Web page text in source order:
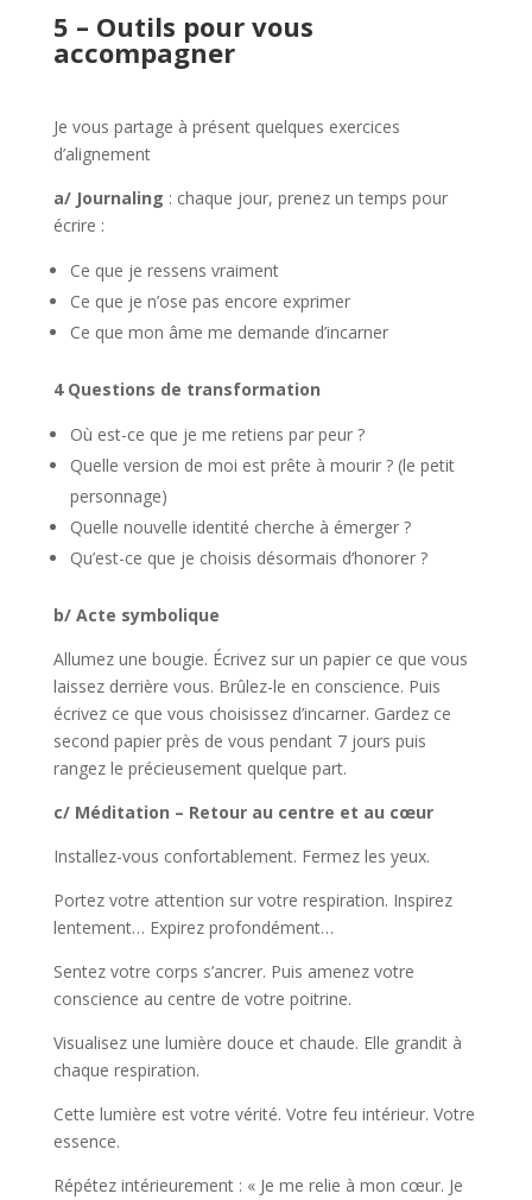
5 – Outils pour vous
accompagner
Je vous partage à présent quelques exercices
d’alignement
a/ Journaling : chaque jour, prenez un temps pour
écrire :
Ce que je ressens vraiment
Ce que je n’ose pas encore exprimer
Ce que mon âme me demande d’incarner
4 Questions de transformation
Où est-ce que je me retiens par peur ?
Quelle version de moi est prête à mourir ? (le petit
personnage)
Quelle nouvelle identité cherche à émerger ?
Qu’est-ce que je choisis désormais d’honorer ?
b/ Acte symbolique
Allumez une bougie. Écrivez sur un papier ce que vous
laissez derrière vous. Brûlez-le en conscience. Puis
écrivez ce que vous choisissez d’incarner. Gardez ce
second papier près de vous pendant 7 jours puis
rangez le précieusement quelque part.
c/ Méditation – Retour au centre et au cœur
Installez-vous confortablement. Fermez les yeux.
Portez votre attention sur votre respiration. Inspirez
lentement… Expirez profondément…
Sentez votre corps s’ancrer. Puis amenez votre
conscience au centre de votre poitrine.
Visualisez une lumière douce et chaude. Elle grandit à
chaque respiration.
Cette lumière est votre vérité. Votre feu intérieur. Votre
essence.
Répétez intérieurement : « Je me relie à mon cœur. Je